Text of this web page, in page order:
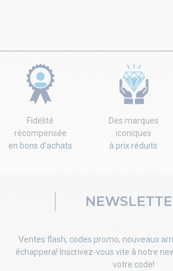
Fidélité
récompensée
en bons d'achats
Des marques
iconiques
à prix réduits
Ventes flash, codes promo, nouveaux
échappera! Inscrivez-vous vite à notre
votre code!